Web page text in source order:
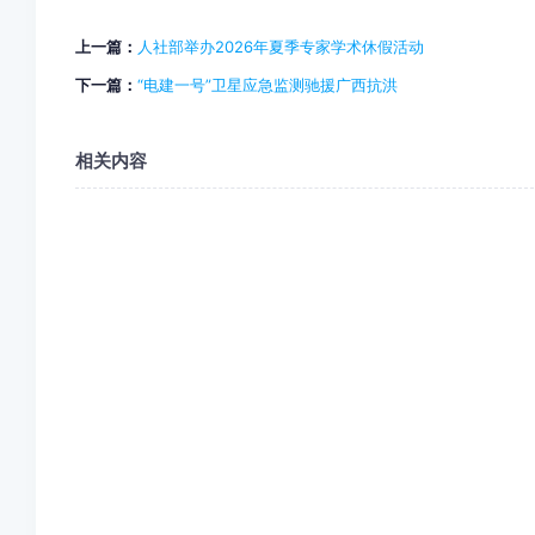
上一篇： 人社部举办2026年夏季专家学术休假活动
下一篇： “电建一号”卫星应急监测驰援广西抗洪
相关内容